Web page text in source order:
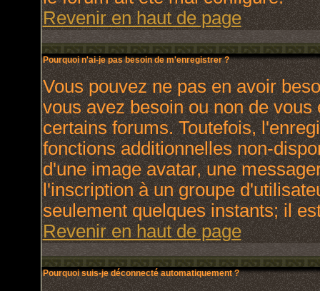
Revenir en haut de page
Pourquoi n'ai-je pas besoin de m'enregistrer ?
Vous pouvez ne pas en avoir
vous avez besoin ou non de
certains forums. Toutefois,
fonctions additionnelles non-
d'une image avatar, une
l'inscription à un groupe
seulement quelques instants; il
Revenir en haut de page
Pourquoi suis-je déconnecté automatiquement ?